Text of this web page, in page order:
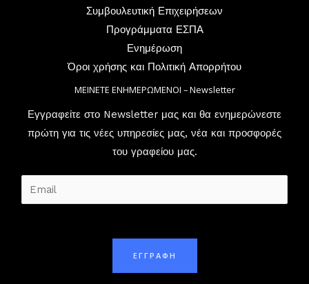
Συμβουλευτική Επιχειρήσεων
Προγράμματα ΕΣΠΑ
Ενημέρωση
Όροι χρήσης και Πολιτική Απορρήτου
ΜΕΙΝΕΤΕ ΕΝΗΜΕΡΩΜΕΝΟΙ – Newsletter
Εγγραφείτε στο Newsletter μας και θα ενημερώνεστε
πρώτη για τις νέες υπηρεσίες μας, νέα και προσφορές
του γραφείου μας.
m
ΕΓΓΡΑΦΗ